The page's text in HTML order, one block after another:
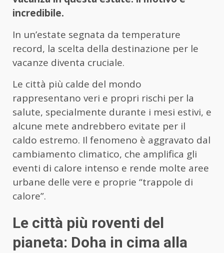
incredibile.
In un’estate segnata da temperature
record, la scelta della destinazione per le
vacanze diventa cruciale.
Le città più calde del mondo
rappresentano veri e propri rischi per la
salute, specialmente durante i mesi estivi, e
alcune mete andrebbero evitate per il
caldo estremo. Il fenomeno è aggravato dal
cambiamento climatico, che amplifica gli
eventi di calore intenso e rende molte aree
urbane delle vere e proprie “trappole di
calore”.
Le città più roventi del
pianeta: Doha in cima alla